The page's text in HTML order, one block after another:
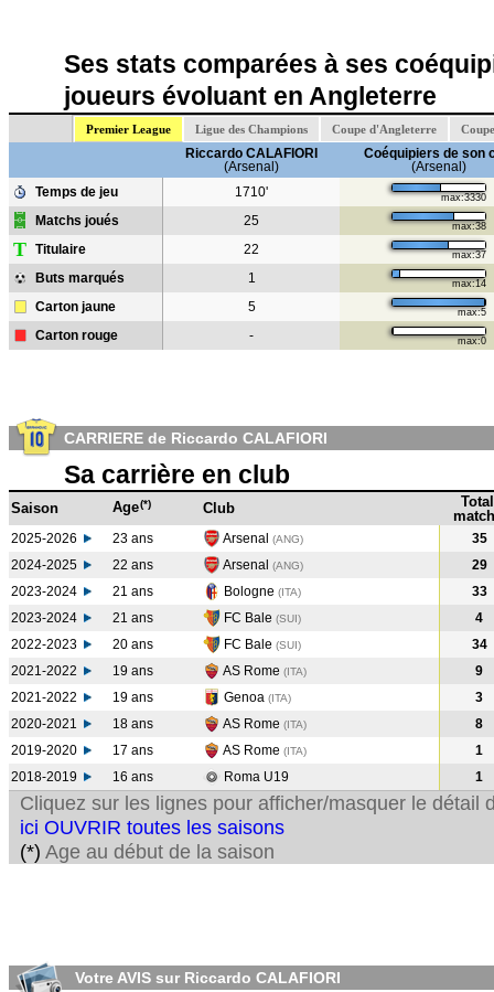
Ses stats comparées à ses
joueurs évoluant en Angleterre
Premier League Ligue des Champions Coupe d'Angleterre
Riccardo CALAFIORI
(Arsenal)
Coéquipiers de son
(Arsenal)
Temps de jeu
1710' max:3330
Matchs joués 25 max:38
T Titulaire 22 max:37
Buts marqués 1 max:14
Carton jaune 5 max:5
Carton rouge - max:0
CARRIERE de Riccardo CALAFIORI
Sa carrière en club
Saison Age(*) Club
Total
2025-2026 23 ans Arsenal (ANG)
35
2024-2025
22 ans Arsenal (ANG)
29
2023-2024
21 ans Bologne (ITA)
33
2023-2024
21 ans FC Bale (SUI)
4
2022-2023
20 ans FC Bale (SUI)
34
2021-2022
19 ans AS Rome (ITA)
9
2021-2022
19 ans Genoa (ITA)
3
2020-2021
18 ans AS Rome (ITA)
8
2019-2020
17 ans AS Rome (ITA)
1
2018-2019
16 ans Roma U19 1
Cliquez sur les lignes pour afficher/masquer le détail
ici OUVRIR toutes les saisons
(*) Age au début de la saison
Votre AVIS sur Riccardo CALAFIORI